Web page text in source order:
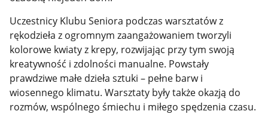
Uczestnicy Klubu Seniora podczas warsztatów z
rękodzieła z ogromnym zaangażowaniem tworzyli
kolorowe kwiaty z krepy, rozwijając przy tym swoją
kreatywność i zdolności manualne. Powstały
prawdziwe małe dzieła sztuki – pełne barw i
wiosennego klimatu. Warsztaty były także okazją do
rozmów, wspólnego śmiechu i miłego spędzenia czasu.